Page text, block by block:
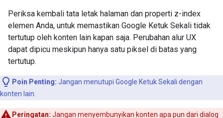
Periksa kembali tata letak halaman dan properti z-index
elemen Anda, untuk memastikan Google Ketuk Sekali tidak
tertutup oleh konten lain kapan saja. Perubahan alur UX
dapat dipicu meskipun hanya satu piksel di batas yang
tertutup.
Poin Penting: Jangan menutupi Google Ketuk Sekali dengan
konten lain.
Peringatan: Jangan menyembunyikan konten apa pun dari dialog